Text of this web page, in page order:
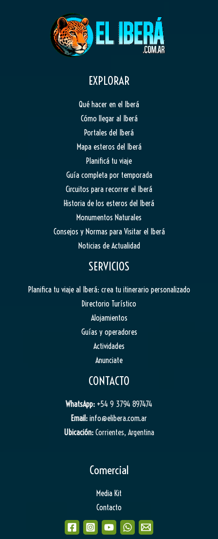
EXPLORAR
Qué hacer en el Iberá
Cómo llegar al Iberá
Portales del Iberá
Mapa esteros del Iberá
Planificá tu viaje
Guía completa por temporada
Circuitos para recorrer el Iberá
Historia de los esteros del Iberá
Monumentos Naturales
Consejos y Normas para Visitar el Iberá
Noticias de Actualidad
SERVICIOS
Planifica tu viaje al Iberá: crea tu itinerario personalizado
Directorio Turístico
Alojamientos
Guías y operadores
Actividades
Anunciate
CONTACTO
WhatsApp: +54 9 3794 897474
Email: info@elibera.com.ar
Ubicación: Corrientes, Argentina
Comercial
Media Kit
Contacto